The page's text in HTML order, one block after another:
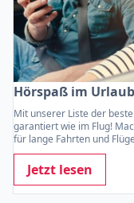
Hörspaß im Urlaub
Mit unserer Liste der
garantiert wie im Flug!
für lange Fahrten und
Jetzt lesen